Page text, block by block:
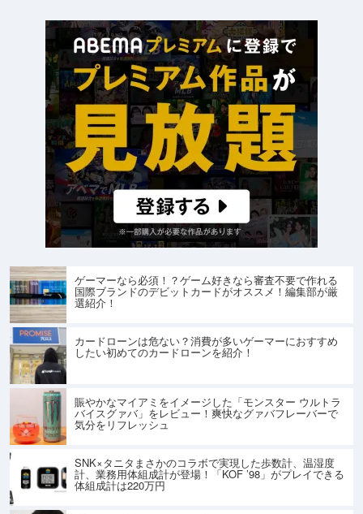
ゲーマーなら必須！？ゲーム好きなら審査不要で作れる
国際ブランドのデビットカードがオススメ！編集部が厳
選紹介！
カードローンは危ない？消費が多いゲーマーにおすすめ
したい初めてのカードローンを紹介！
賑やかなマイアミをイメージした「モンスター ウルトラ
バイスグァバ」をレビュー！爽快なグァバフレーバーで
気分をリフレッシュ
SNK×タニタまさかのコラボで実現した歩数計、温湿度
計、業務用体組成計が登場！「KOF ’98」がプレイできる
体組成計は220万円